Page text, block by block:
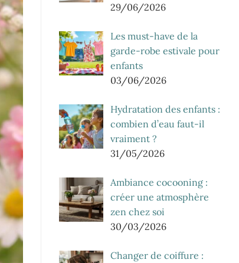
29/06/2026
Les must-have de la
garde-robe estivale pour
enfants
03/06/2026
Hydratation des enfants :
combien d’eau faut-il
vraiment ?
31/05/2026
Ambiance cocooning :
créer une atmosphère
zen chez soi
30/03/2026
Changer de coiffure :